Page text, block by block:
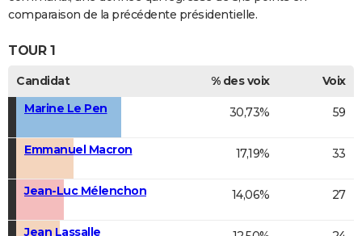
comparaison de la précédente présidentielle.
TOUR 1
Candidat % des voix
Voix
Marine Le Pen
30,73% 59
Emmanuel Macron 17,19% 33
Jean-Luc Mélenchon 14,06% 27
Jean Lassalle